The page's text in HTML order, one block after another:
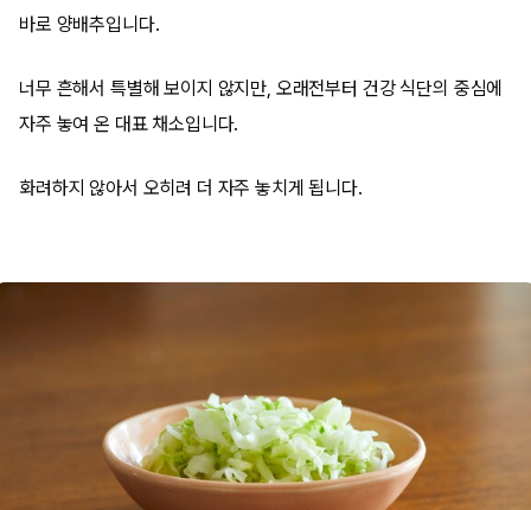
바로 양배추입니다.
너무 흔해서 특별해 보이지 않지만, 오래전부터 건강 식단의 중심에
자주 놓여 온 대표 채소입니다.
화려하지 않아서 오히려 더 자주 놓치게 됩니다.